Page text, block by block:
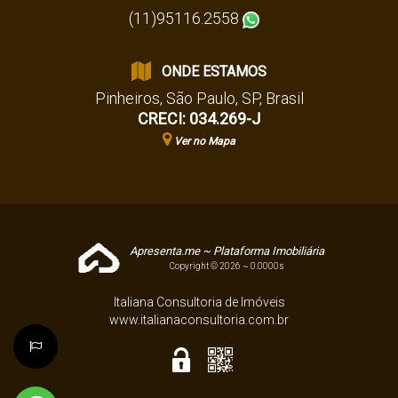
(11)95116.2558
ONDE ESTAMOS
Pinheiros, São Paulo, SP, Brasil
CRECI: 034.269-J
Ver no Mapa
Apresenta.me ~ Plataforma Imobiliária
Copyright © 2026 ~ 0.0000s
Italiana Consultoria de Imóveis
www.italianaconsultoria.com.br